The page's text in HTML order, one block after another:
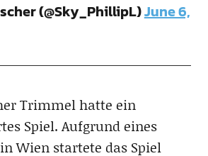
(@Sky_PhillipL)June 6,
Trimmel hatte ein
Spiel. Aufgrund eines
Wien startete das Spiel